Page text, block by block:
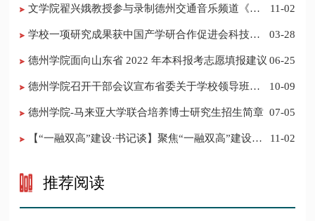
​文学院翟兴娥教授参与录制德州交通音乐频道《科
11-02
学校一项研究成果获中国产学研合作促进会科技创
03-28
德州学院面向山东省 2022 年本科报考志愿填报建议 06-25
​德州学院召开干部会议宣布省委关于学校领导班子
10-09
德州学院-马来亚大学联合培养博士研究生招生简章 07-05
11-02
推荐阅读